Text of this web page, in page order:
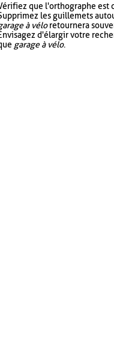
que l'orthographe est
les guillemets
à véloretournera
d'élargir votre
garage à vélo.